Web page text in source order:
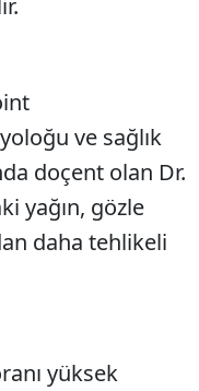
ve sağlık
doçent olan Dr.
yağın, gözle
daha tehlikeli
yüksek